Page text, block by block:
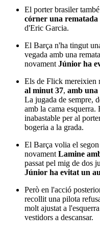
El porter brasiler
córner una
d'Eric Garcia.
El Barça n'ha tingut
vegada amb una
novament Júnior ha
Els de Flick mereixien
al minut 37, amb una
La jugada de sempre,
amb la cama esquerra.
inabastable per al
bogeria a la grada.
El Barça volia el
novament Lamine
passat pel mig de dos
Júnior ha evitat un
Però en l'acció
recollit una pilota
molt ajustat a
vestidors a descansar.